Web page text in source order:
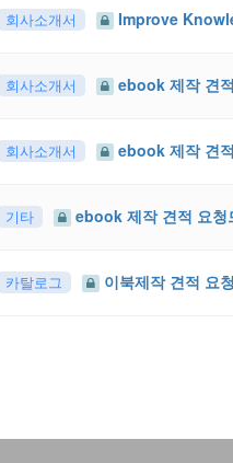
회사소개서 Improve
회사소개서 ebook 제작 견
회사소개서 ebook 제작 견
기타 ebook 제작 견적 요청
카탈로그 이북제작 견적 요